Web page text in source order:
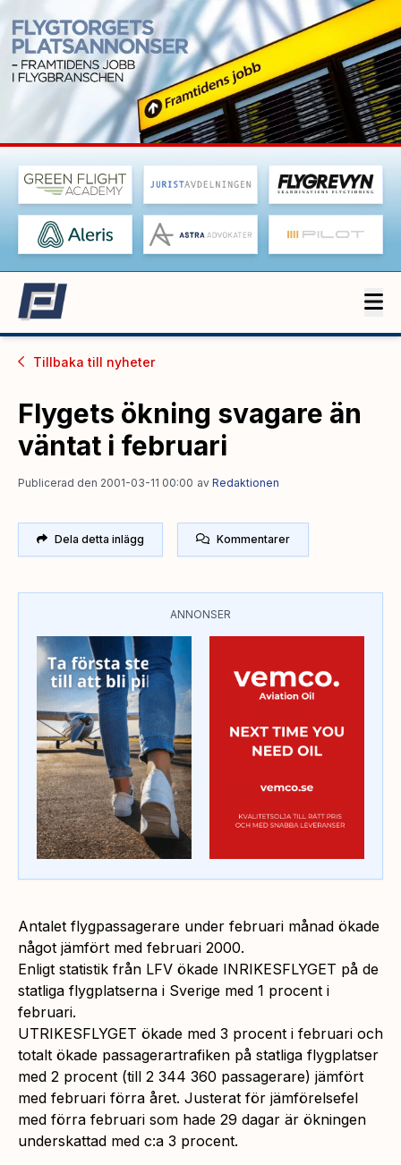
Tillbaka till nyheter
Flygets ökning svagare än
väntat i februari
Publicerad den 2001-03-11 00:00 av Redaktionen
Dela detta inlägg Kommentarer
ANNONSER
Antalet flygpassagerare under februari månad ökade
något jämfört med februari 2000.
Enligt statistik från LFV ökade INRIKESFLYGET på de
statliga flygplatserna i Sverige med 1 procent i
februari.
UTRIKESFLYGET ökade med 3 procent i februari och
totalt ökade passagerartrafiken på statliga flygplatser
med 2 procent (till 2 344 360 passagerare) jämfört
med februari förra året. Justerat för jämförelsefel
med förra februari som hade 29 dagar är ökningen
underskattad med c:a 3 procent.